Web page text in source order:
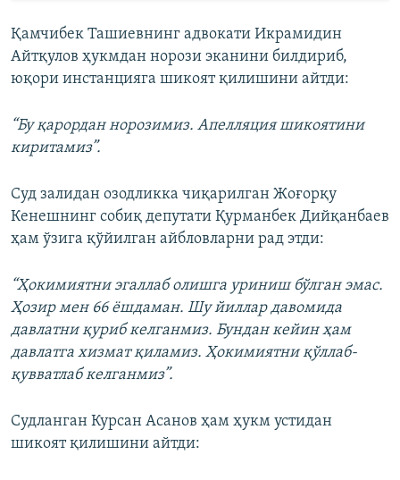
Қамчибек Ташиевнинг адвокати Икрамидин
Айтқулов ҳукмдан норози эканини билдириб,
юқори инстанцияга шикоят қилишини айтди:
“Бу қарордан норозимиз. Апелляция шикоятини
киритамиз”.
Суд залидан озодликка чиқарилган Жоғорқу
Кенешнинг собиқ депутати Қурманбек Дийқанбаев
ҳам ўзига қўйилган айбловларни рад этди:
“Ҳокимиятни эгаллаб олишга уриниш бўлган эмас.
Ҳозир мен 66 ёшдаман. Шу йиллар давомида
давлатни қуриб келганмиз. Бундан кейин ҳам
давлатга хизмат қиламиз. Ҳокимиятни қўллаб-
қувватлаб келганмиз”.
Судланган Курсан Асанов ҳам ҳукм устидан
шикоят қилишини айтди: